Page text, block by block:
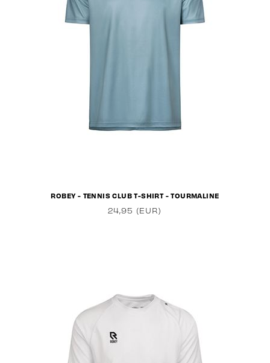
ROBEY - TENNIS CLUB T-SHIRT - TOURMALINE
24,95 (EUR)